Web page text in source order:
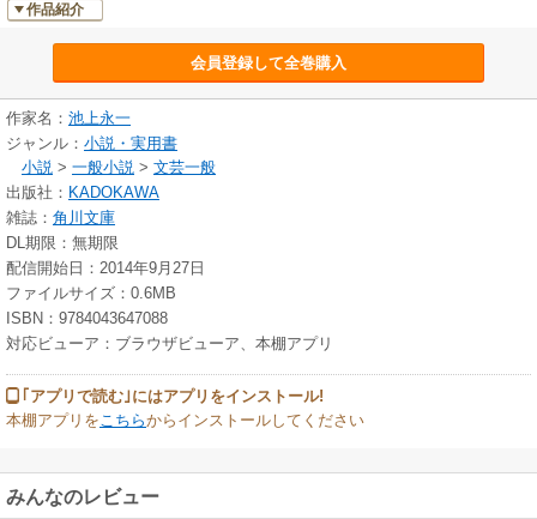
作品紹介
会員登録して全巻購入
作家名： 池上永一
ジャンル： 小説・実用書
小説 > 一般小説 > 文芸一般
出版社： KADOKAWA
雑誌： 角川文庫
DL期限：無期限
配信開始日：2014年9月27日
ファイルサイズ：0.6MB
ISBN：9784043647088
対応ビューア：ブラウザビューア、本棚アプリ
｢アプリで読む｣にはアプリをインストール!
本棚アプリをこちらからインストールしてください
みんなのレビュー